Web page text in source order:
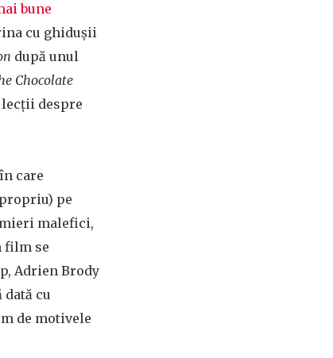
bune
cu ghidușii
după unul
Chocolate
despre
care
pe
malefici,
film se
Adrien Brody
cu
de motivele